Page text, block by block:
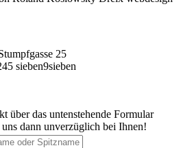
25
sieben9sieben
über das untenstehende Formular
dann unverzüglich bei Ihnen!